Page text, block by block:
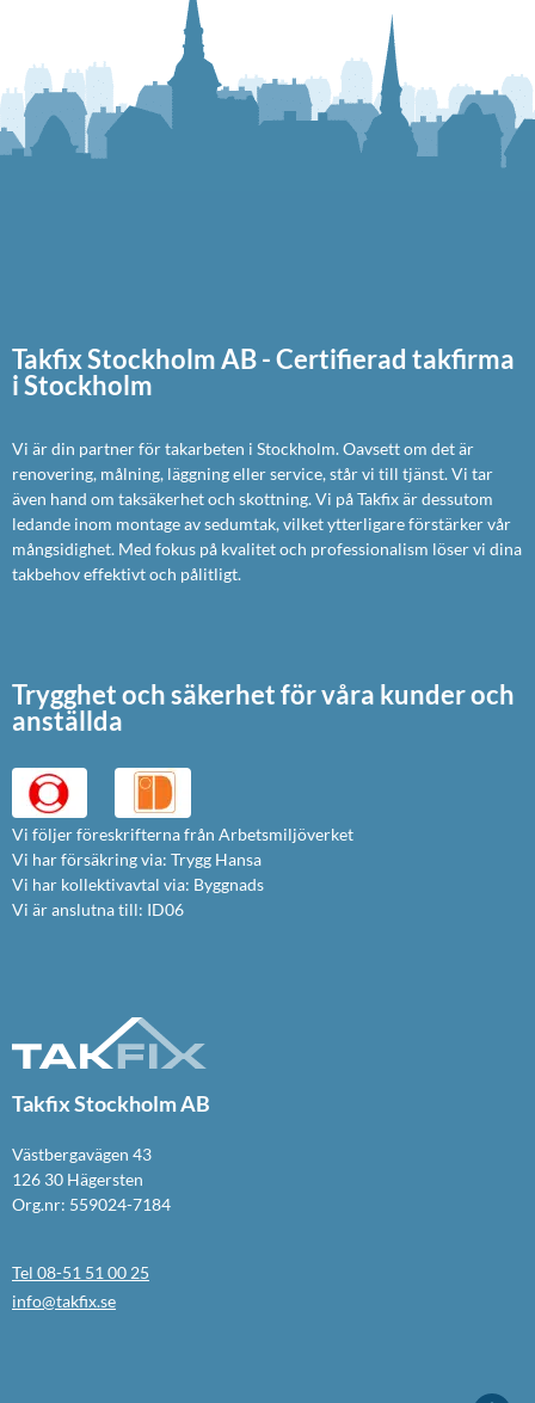
Takfix Stockholm AB - Certifierad takfirma
i Stockholm
Vi är din partner för takarbeten i Stockholm. Oavsett om det är
renovering, målning, läggning eller service, står vi till tjänst. Vi tar
även hand om taksäkerhet och skottning. Vi på Takfix är dessutom
ledande inom montage av sedumtak, vilket ytterligare förstärker vår
mångsidighet. Med fokus på kvalitet och professionalism löser vi dina
takbehov effektivt och pålitligt.
Trygghet och säkerhet för våra kunder och
anställda
Vi följer föreskrifterna från Arbetsmiljöverket
Vi har försäkring via: Trygg Hansa
Vi har kollektivavtal via: Byggnads
Vi är anslutna till: ID06
Takfix Stockholm AB
Västbergavägen 43
126 30 Hägersten
Org.nr: 559024-7184
Tel 08-51 51 00 25
info@takfix.se